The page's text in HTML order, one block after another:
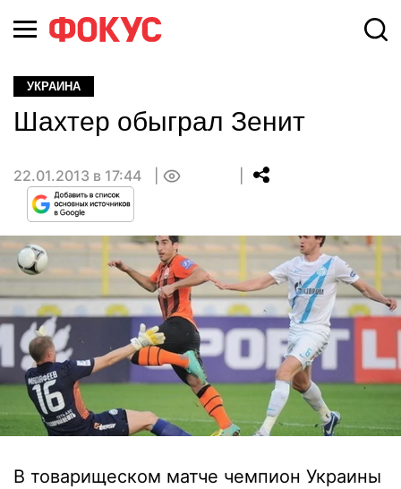
УКРАИНА
Шахтер обыграл Зенит
22.01.2013 в 17:44
В товарищеском матче чемпион Украины